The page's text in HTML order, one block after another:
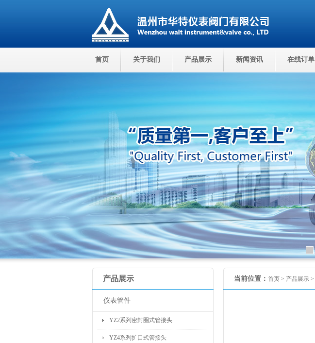
首页 关于我们 产品展示 新闻资讯 在线订单
产品展示
仪表管件
YZ2系列密封圈式管接头
YZ4系列扩口式管接头
当前位置： 首页 > 产品展示 >